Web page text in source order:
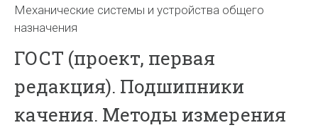
Механические системы и устройства общего
назначения
ГОСТ (проект, первая
редакция). Подшипники
качения. Методы измерения